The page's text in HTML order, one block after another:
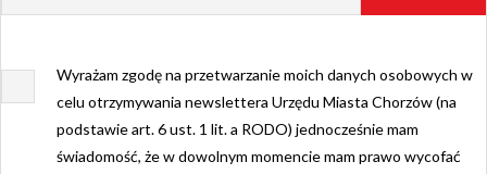
Wyrażam zgodę na przetwarzanie moich danych osobowych w
celu otrzymywania newslettera Urzędu Miasta Chorzów (na
podstawie art. 6 ust. 1 lit. a RODO) jednocześnie mam
świadomość, że w dowolnym momencie mam prawo wycofać